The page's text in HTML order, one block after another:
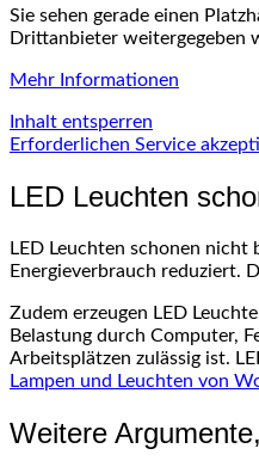
Sie sehen gerade einen
Drittanbieter weitergegeben
Mehr Informationen
Inhalt entsperren
Erforderlichen Service
LED Leuchten
LED Leuchten schonen
Energieverbrauch reduziert.
Zudem erzeugen LED
Belastung durch Computer,
Arbeitsplätzen zulässig ist.
Lampen und Leuchten von
Weitere